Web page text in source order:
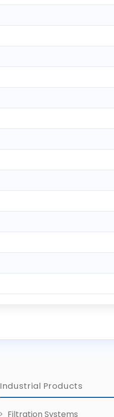
Industrial Products
Filtration Systems